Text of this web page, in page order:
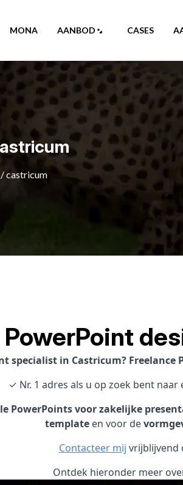
MONA AANBOD CASES
/castricum
PowerPoint
specialist in Castricum? Freelance
✓ Nr. 1 adres als u op zoek bent naar
PowerPoints voor zakelijke
template en voor de
Contacteer mij vrijblijvend
Ontdek hieronder meer